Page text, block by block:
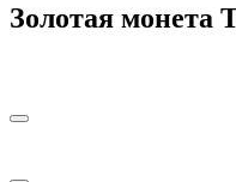
Золотая монета